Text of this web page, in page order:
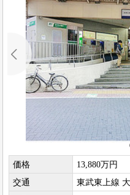
価格
13,880万円
交通
東武東上線